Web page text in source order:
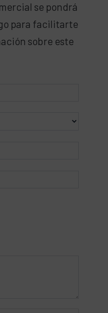
se pondrá
para facilitarte
sobre este